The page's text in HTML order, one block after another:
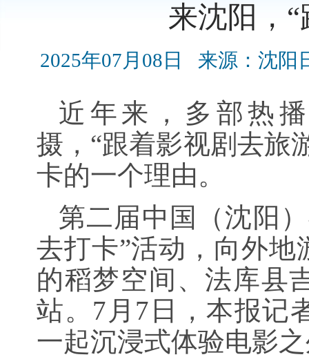
来沈阳，
2025年07月08日 来源：沈阳
近年来，多部热
摄，“跟着影视剧去旅
卡的一个理由。
第二届中国（沈阳
去打卡”活动，向外
的稻梦空间、法库县
站。7月7日，本报记
一起沉浸式体验电影